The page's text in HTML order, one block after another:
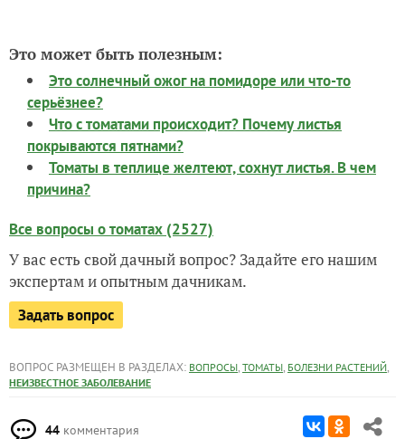
Это может быть полезным:
Это солнечный ожог на помидоре или что-то
серьёзнее?
Что с томатами происходит? Почему листья
покрываются пятнами?
Томаты в теплице желтеют, сохнут листья. В чем
причина?
Все вопросы о томатах (2527)
У вас есть свой дачный вопрос? Задайте его нашим
экспертам и опытным дачникам.
Задать вопрос
ВОПРОС РАЗМЕЩЕН В РАЗДЕЛАХ: ВОПРОСЫ, ТОМАТЫ, БОЛЕЗНИ РАСТЕНИЙ,
НЕИЗВЕСТНОЕ ЗАБОЛЕВАНИЕ
44 комментария